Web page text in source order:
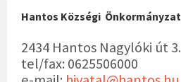
Hantos Községi Önkormányzat
2434 Hantos Nagylóki út 3.
tel/fax: 0625506000